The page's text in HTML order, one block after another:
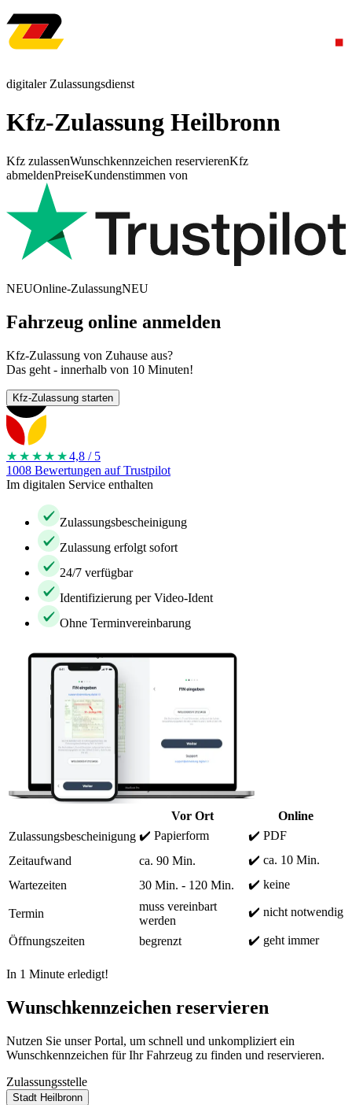
digitaler Zulassungsdienst
Kfz-Zulassung Heilbronn
Kfz zulassenWunschkennzeichen reservierenKfz
abmeldenPreiseKundenstimmen von
NEUOnline-ZulassungNEU
Fahrzeug online anmelden
Kfz-Zulassung von Zuhause aus?
Das geht - innerhalb von 10 Minuten!
Kfz-Zulassung starten
★★★★ ★4,8 / 5
1008 Bewertungen auf Trustpilot
Im digitalen Service enthalten
Zulassungsbescheinigung
Zulassung erfolgt sofort
24/7 verfügbar
Identifizierung per Video-Ident
Ohne Terminvereinbarung
Vor Ort
Online
Zulassungsbescheinigung ✔️ Papierform
✔️ PDF
Zeitaufwand
ca. 90 Min.
✔️ ca. 10 Min.
Wartezeiten
30 Min. - 120 Min. ✔️ keine
Termin
muss vereinbart
werden
✔️ nicht notwendig
Öffnungszeiten begrenzt ✔️ geht immer
In 1 Minute erledigt!
Wunschkennzeichen reservieren
Nutzen Sie unser Portal, um schnell und unkompliziert ein
Wunschkennzeichen für Ihr Fahrzeug zu finden und reservieren.
Zulassungsstelle
Stadt Heilbronn